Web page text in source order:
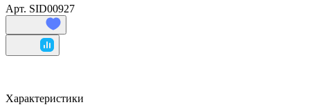
Арт. SID00927
Характеристики